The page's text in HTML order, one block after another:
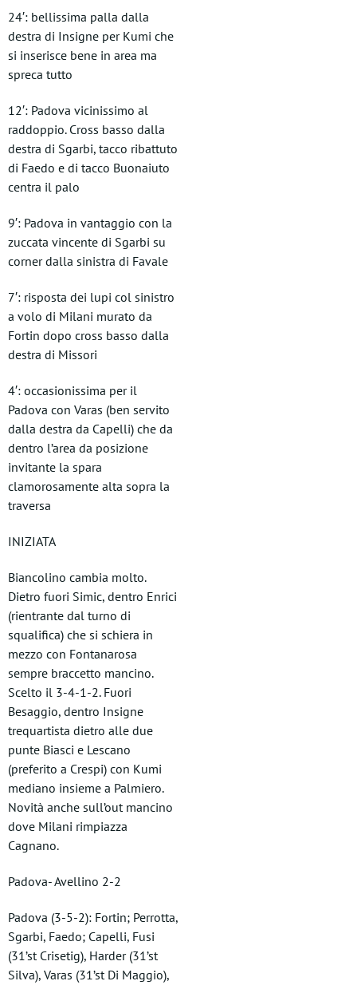
24′: bellissima palla dalla
destra di Insigne per Kumi che
si inserisce bene in area ma
spreca tutto
12′: Padova vicinissimo al
raddoppio. Cross basso dalla
destra di Sgarbi, tacco ribattuto
di Faedo e di tacco Buonaiuto
centra il palo
9′: Padova in vantaggio con la
zuccata vincente di Sgarbi su
corner dalla sinistra di Favale
7′: risposta dei lupi col sinistro
a volo di Milani murato da
Fortin dopo cross basso dalla
destra di Missori
4′: occasionissima per il
Padova con Varas (ben servito
dalla destra da Capelli) che da
dentro l’area da posizione
invitante la spara
clamorosamente alta sopra la
traversa
INIZIATA
Biancolino cambia molto.
Dietro fuori Simic, dentro Enrici
(rientrante dal turno di
squalifica) che si schiera in
mezzo con Fontanarosa
sempre braccetto mancino.
Scelto il 3-4-1-2. Fuori
Besaggio, dentro Insigne
trequartista dietro alle due
punte Biasci e Lescano
(preferito a Crespi) con Kumi
mediano insieme a Palmiero.
Novità anche sull’out mancino
dove Milani rimpiazza
Cagnano.
Padova- Avellino 2-2
Padova (3-5-2): Fortin; Perrotta,
Sgarbi, Faedo; Capelli, Fusi
(31’st Crisetig), Harder (31’st
Silva), Varas (31’st Di Maggio),